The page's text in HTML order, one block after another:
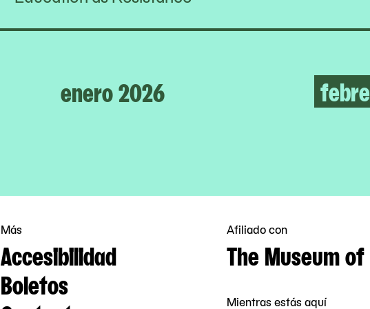
enero 2026
Más
Accesibilidad
Boletos
Afiliado con
The Museum
Mientras estás aquí